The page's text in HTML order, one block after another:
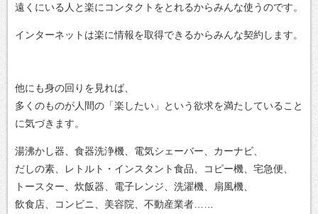
遠くにいる人と楽にコンタクトをとれるからみんな使うのです。
インターネットは楽に情報を取得できるからみんな契約します。
他にも身の回りを見れば、
多くのものが人間の「楽したい」という欲求を満たしていること
に気づきます。
湯沸かし器、食器洗浄機、電気シェーバー、カーナビ、
だしの素、レトルト・インスタント食品、コピー機、宅急便、
トースター、炊飯器、電子レンジ、洗濯機、扇風機、
飲食店、コンビニ、美容院、不動産業者……